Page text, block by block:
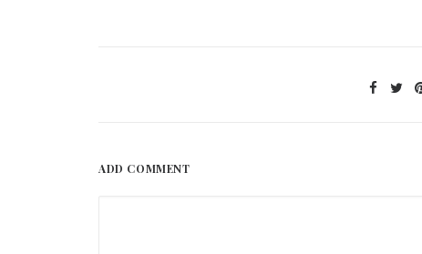
ADD COMMENT